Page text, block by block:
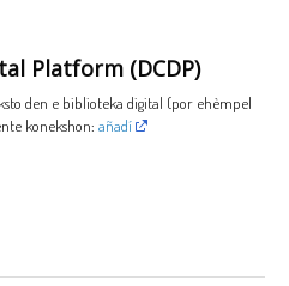
Platform (DCDP)
den e biblioteka digital (por ehèmpel
konekshon: añadí